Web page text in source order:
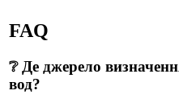
FAQ
❔ Де джерело
вод?